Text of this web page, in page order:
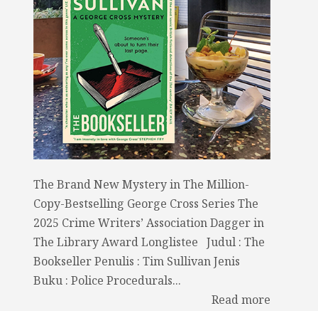
The Brand New Mystery in The Million-
Copy-Bestselling George Cross Series The
2025 Crime Writers’ Association Dagger in
The Library Award Longlistee Judul : The
Bookseller Penulis : Tim Sullivan Jenis
Buku : Police Procedurals...
Read more